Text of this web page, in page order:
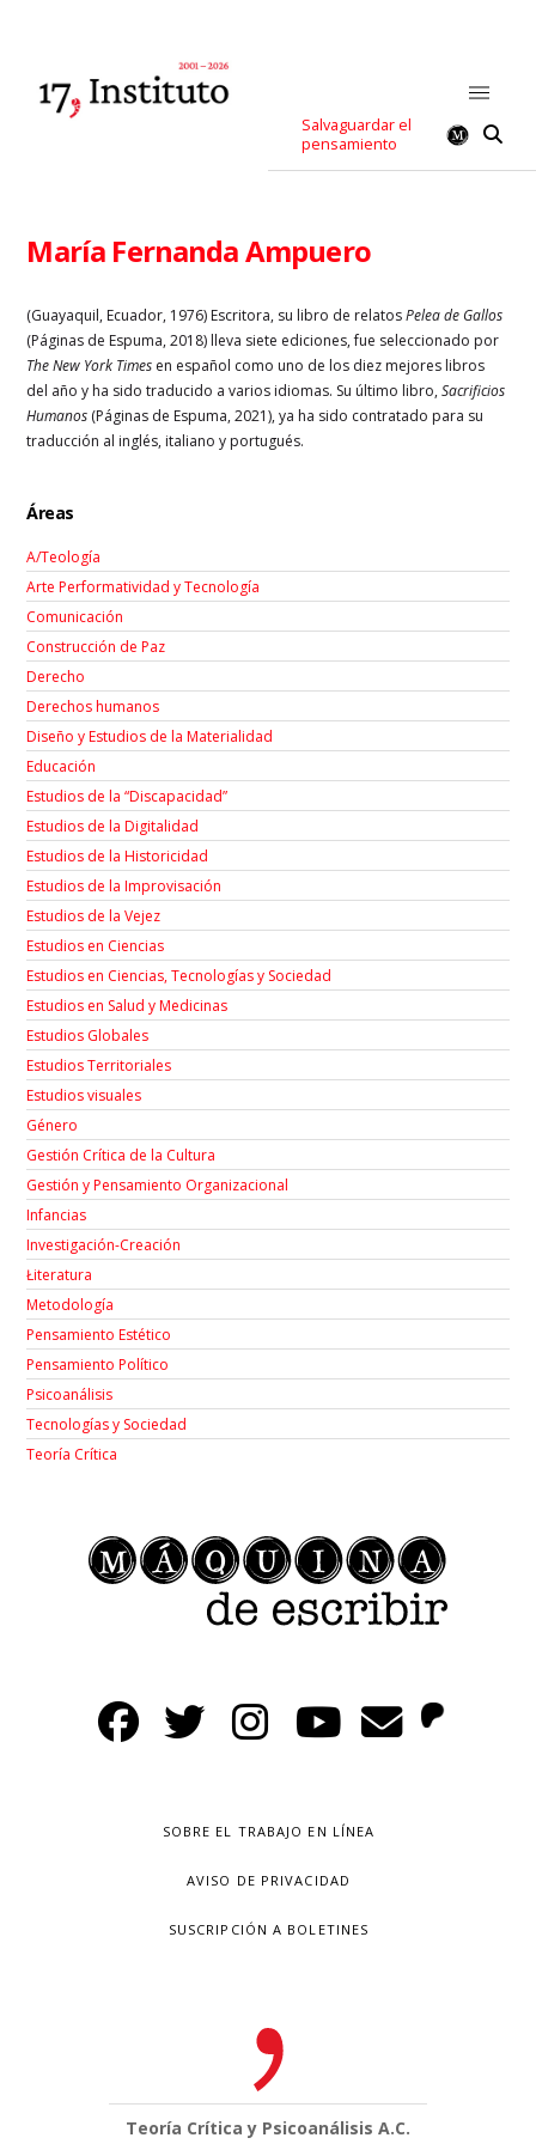
Salvaguardar el
pensamiento
María Fernanda Ampuero
(Guayaquil, Ecuador, 1976) Escritora, su libro de relatosPelea de Gallos
(Páginas de Espuma, 2018) lleva siete ediciones, fue seleccionado por
The New York Times en español como uno de los diez mejores libros
del año y ha sido traducido a varios idiomas. Su último libro,Sacrificios
Humanos (Páginas de Espuma, 2021), ya ha sido contratado para su
traducción al inglés, italiano y portugués.
Áreas
A/Teología
Arte Performatividad y Tecnología
Comunicación
Construcción de Paz
Derecho
Derechos humanos
Diseño y Estudios de la Materialidad
Educación
Estudios de la “Discapacidad”
Estudios de la Digitalidad
Estudios de la Historicidad
Estudios de la Improvisación
Estudios de la Vejez
Estudios en Ciencias
Estudios en Ciencias, Tecnologías y Sociedad
Estudios en Salud y Medicinas
Estudios Globales
Estudios Territoriales
Estudios visuales
Género
Gestión Crítica de la Cultura
Gestión y Pensamiento Organizacional
Infancias
Investigación-Creación
Łiteratura
Metodología
Pensamiento Estético
Pensamiento Político
Psicoanálisis
Tecnologías y Sociedad
Teoría Crítica
SOBRE EL TRABAJO EN LÍNEA
AVISO DE PRIVACIDAD
SUSCRIPCIÓN A BOLETINES
Teoría Crítica y Psicoanálisis A.C.